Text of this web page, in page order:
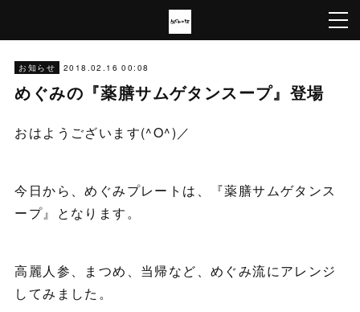
お知らせ 2018.02.16 00:08
めぐみの『薬膳サムゲタンスープ』登場
おはようございます(^O^)／
今日から、めぐみプレートは、『薬膳サムゲタンス
ープ』となります。
高麗人参、まつめ、当帰など、めぐみ流にアレンジ
してみました。